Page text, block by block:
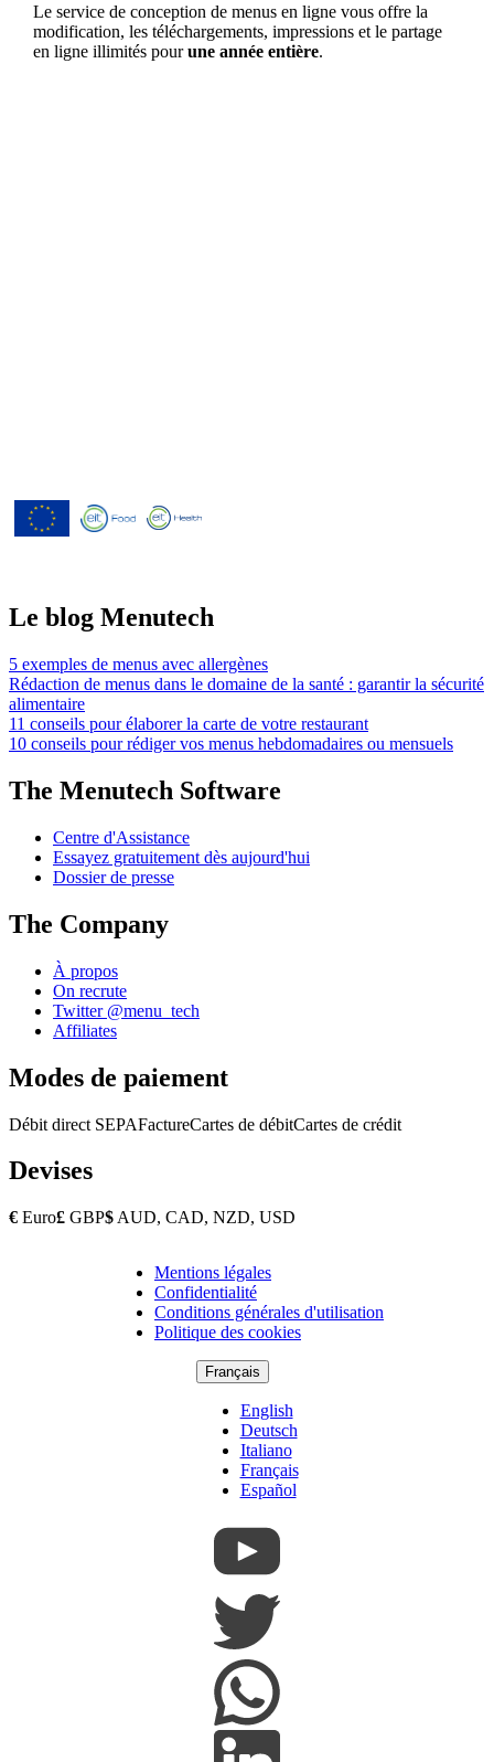
Le service de conception de menus en ligne vous offre la
modification, les téléchargements, impressions et le partage
en ligne illimités pourune année entière.
Le blog Menutech
5 exemples de menus avec allergènes
Rédaction de menus dans le domaine de la santé : garantir la sécurité
alimentaire
11 conseils pour élaborer la carte de votre restaurant
10 conseils pour rédiger vos menus hebdomadaires ou mensuels
The Menutech Software
Centre d'Assistance
Essayez gratuitement dès aujourd'hui
Dossier de presse
The Company
À propos
On recrute
Twitter @menu_tech
Affiliates
Modes de paiement
Débit direct SEPAFactureCartes de débitCartes de crédit
Devises
€ Euro£ GBP$ AUD, CAD, NZD, USD
Copyright
Footer
Mentions légales
Confidentialité
Conditions générales d'utilisation
Politique des cookies
Français
English
Deutsch
Italiano
Français
Español